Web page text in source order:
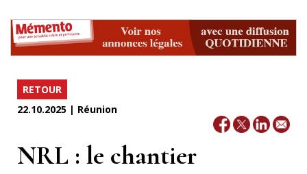
RETOUR
22.10.2025 | Réunion
NRL : le chantier